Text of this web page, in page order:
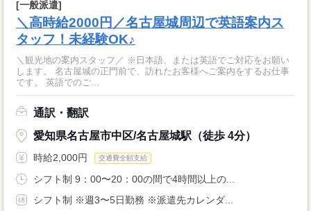
[一般派遣]
＼高時給2000円／名古屋城周辺で英語案内ス
タッフ！未経験OK♪
＼観光地の案内スタッフ／ ※日本語、または英語でご対応をお願い
します。 名古屋城の正門前で、訪れたお客様へご案内をするお仕事
です。 英語でのご...
通訳・翻訳
愛知県名古屋市中区/名古屋城駅（徒歩 4分）
時給2,000円 交通費全額支給
シフト制 9：00〜20：00の間で4時間以上の...
シフト制 ※週3〜5日勤務 ※派遣先カレンダ...